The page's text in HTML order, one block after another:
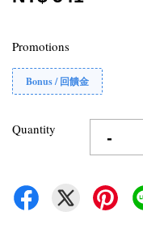
Promotions
Bonus / 回饋金
Quantity -